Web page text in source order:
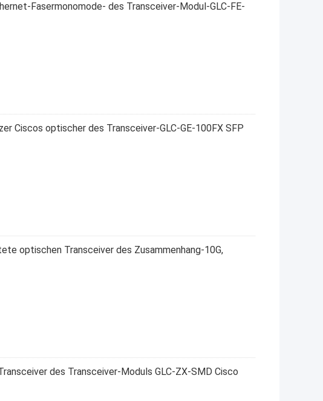
Fasermonomode- des Transceiver-Modul-GLC-FE-
Ciscos optischer des Transceiver-GLC-GE-100FX SFP
optischen Transceiver des Zusammenhang-10G,
des Transceiver-Moduls GLC-ZX-SMD Cisco